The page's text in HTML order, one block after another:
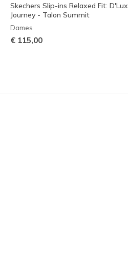
Skechers Slip-ins Relaxed Fit: D'Lux
Journey - Talon Summit
Dames
€ 115,00